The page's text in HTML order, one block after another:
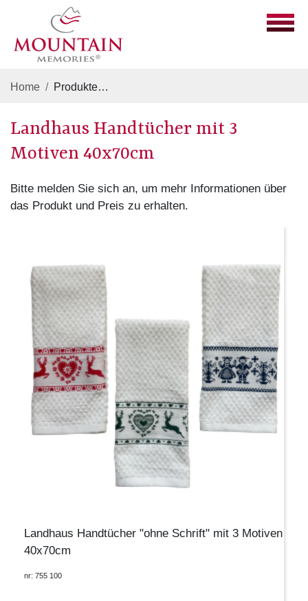
Home Produkte
Landhaus Handtücher mit 3
Motiven 40x70cm
Bitte melden Sie sich an, um mehr Informationen über
das Produkt und Preis zu erhalten.
Landhaus Handtücher "ohne Schrift" mit 3 Motiven
40x70cm
nr: 755 100